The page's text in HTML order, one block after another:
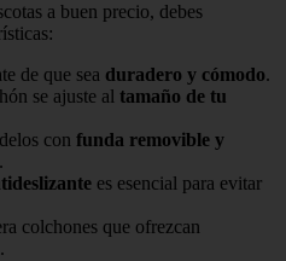
a buen precio, debes
de que sea duradero y cómodo.
se ajuste al tamaño de tu
con funda removible y
es esencial para evitar
colchones que ofrezcan
.